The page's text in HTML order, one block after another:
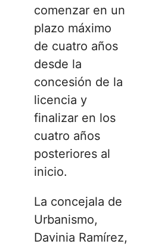
comenzar en un
plazo máximo
de cuatro años
desde la
concesión de la
licencia y
finalizar en los
cuatro años
posteriores al
inicio.
La concejala de
Urbanismo,
Davinia Ramírez,